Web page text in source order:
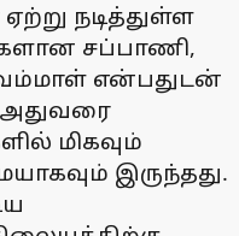
நடித்துள்ள
சப்பாணி,
என்பதுடன்
அதுவரை
மிகவும்
இருந்தது.